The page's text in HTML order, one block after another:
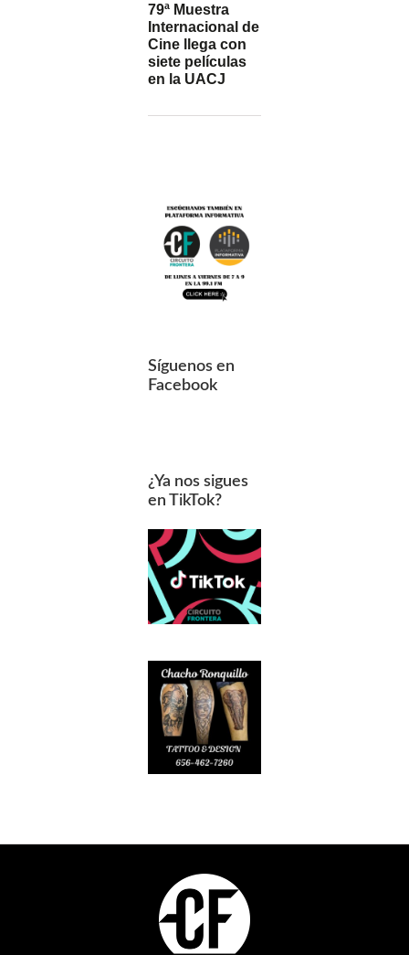
79ª Muestra
Internacional de
Cine llega con
siete películas
en la UACJ
Síguenos en
Facebook
¿Ya nos sigues
en TikTok?